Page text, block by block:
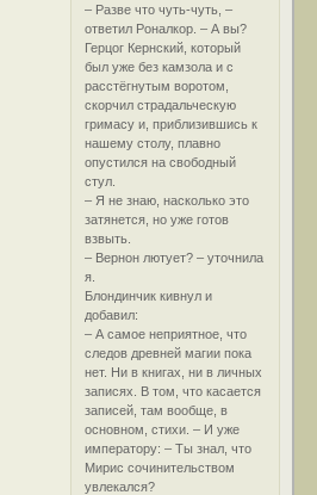
– Разве что чуть-чуть, –
ответил Роналкор. – А вы?
Герцог Кернский, который
был уже без камзола и с
расстёгнутым воротом,
скорчил страдальческую
гримасу и, приблизившись к
нашему столу, плавно
опустился на свободный
стул.
– Я не знаю, насколько это
затянется, но уже готов
взвыть.
– Вернон лютует? – уточнила
я.
Блондинчик кивнул и
добавил:
– А самое неприятное, что
следов древней магии пока
нет. Ни в книгах, ни в личных
записях. В том, что касается
записей, там вообще, в
основном, стихи. – И уже
императору: – Ты знал, что
Мирис сочинительством
увлекался?